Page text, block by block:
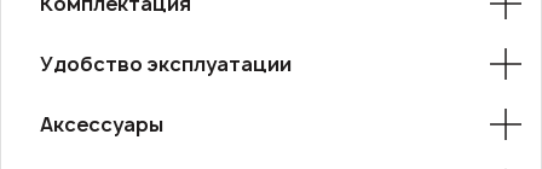
Удобство эксплуатации
Аксессуары